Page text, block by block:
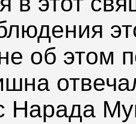
об этом
Нарада